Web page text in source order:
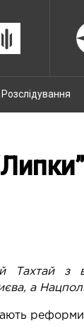
Розслідування
Тахтай з
а